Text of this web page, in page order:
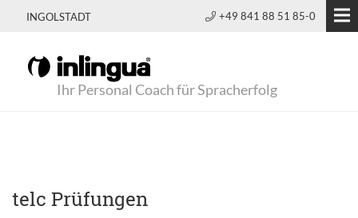
INGOLSTADT +49 841 88 51 85-0
Ihr Personal Coach für Spracherfolg
telc Prüfungen